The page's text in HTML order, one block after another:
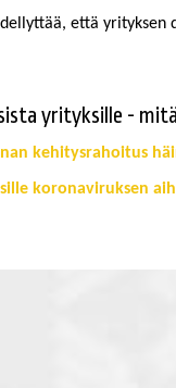
että
yrityksille -
kehitysrahoitus
koronaviruksen